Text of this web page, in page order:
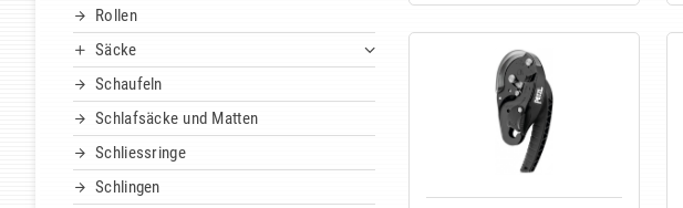
Rollen
Säcke
Schaufeln
Schlafsäcke und Matten
Schliessringe
Schlingen